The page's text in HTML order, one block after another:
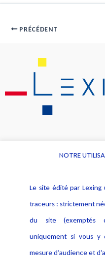
PRÉCÉDENT
Alerte professionnelle
Déclaration d'accessibilité
Notice Légale
Politique de protection des
données
NOTRE
Le site édité par
traceurs : strictement
du site (exemptés
uniquement si vous y
mesure d’audience et